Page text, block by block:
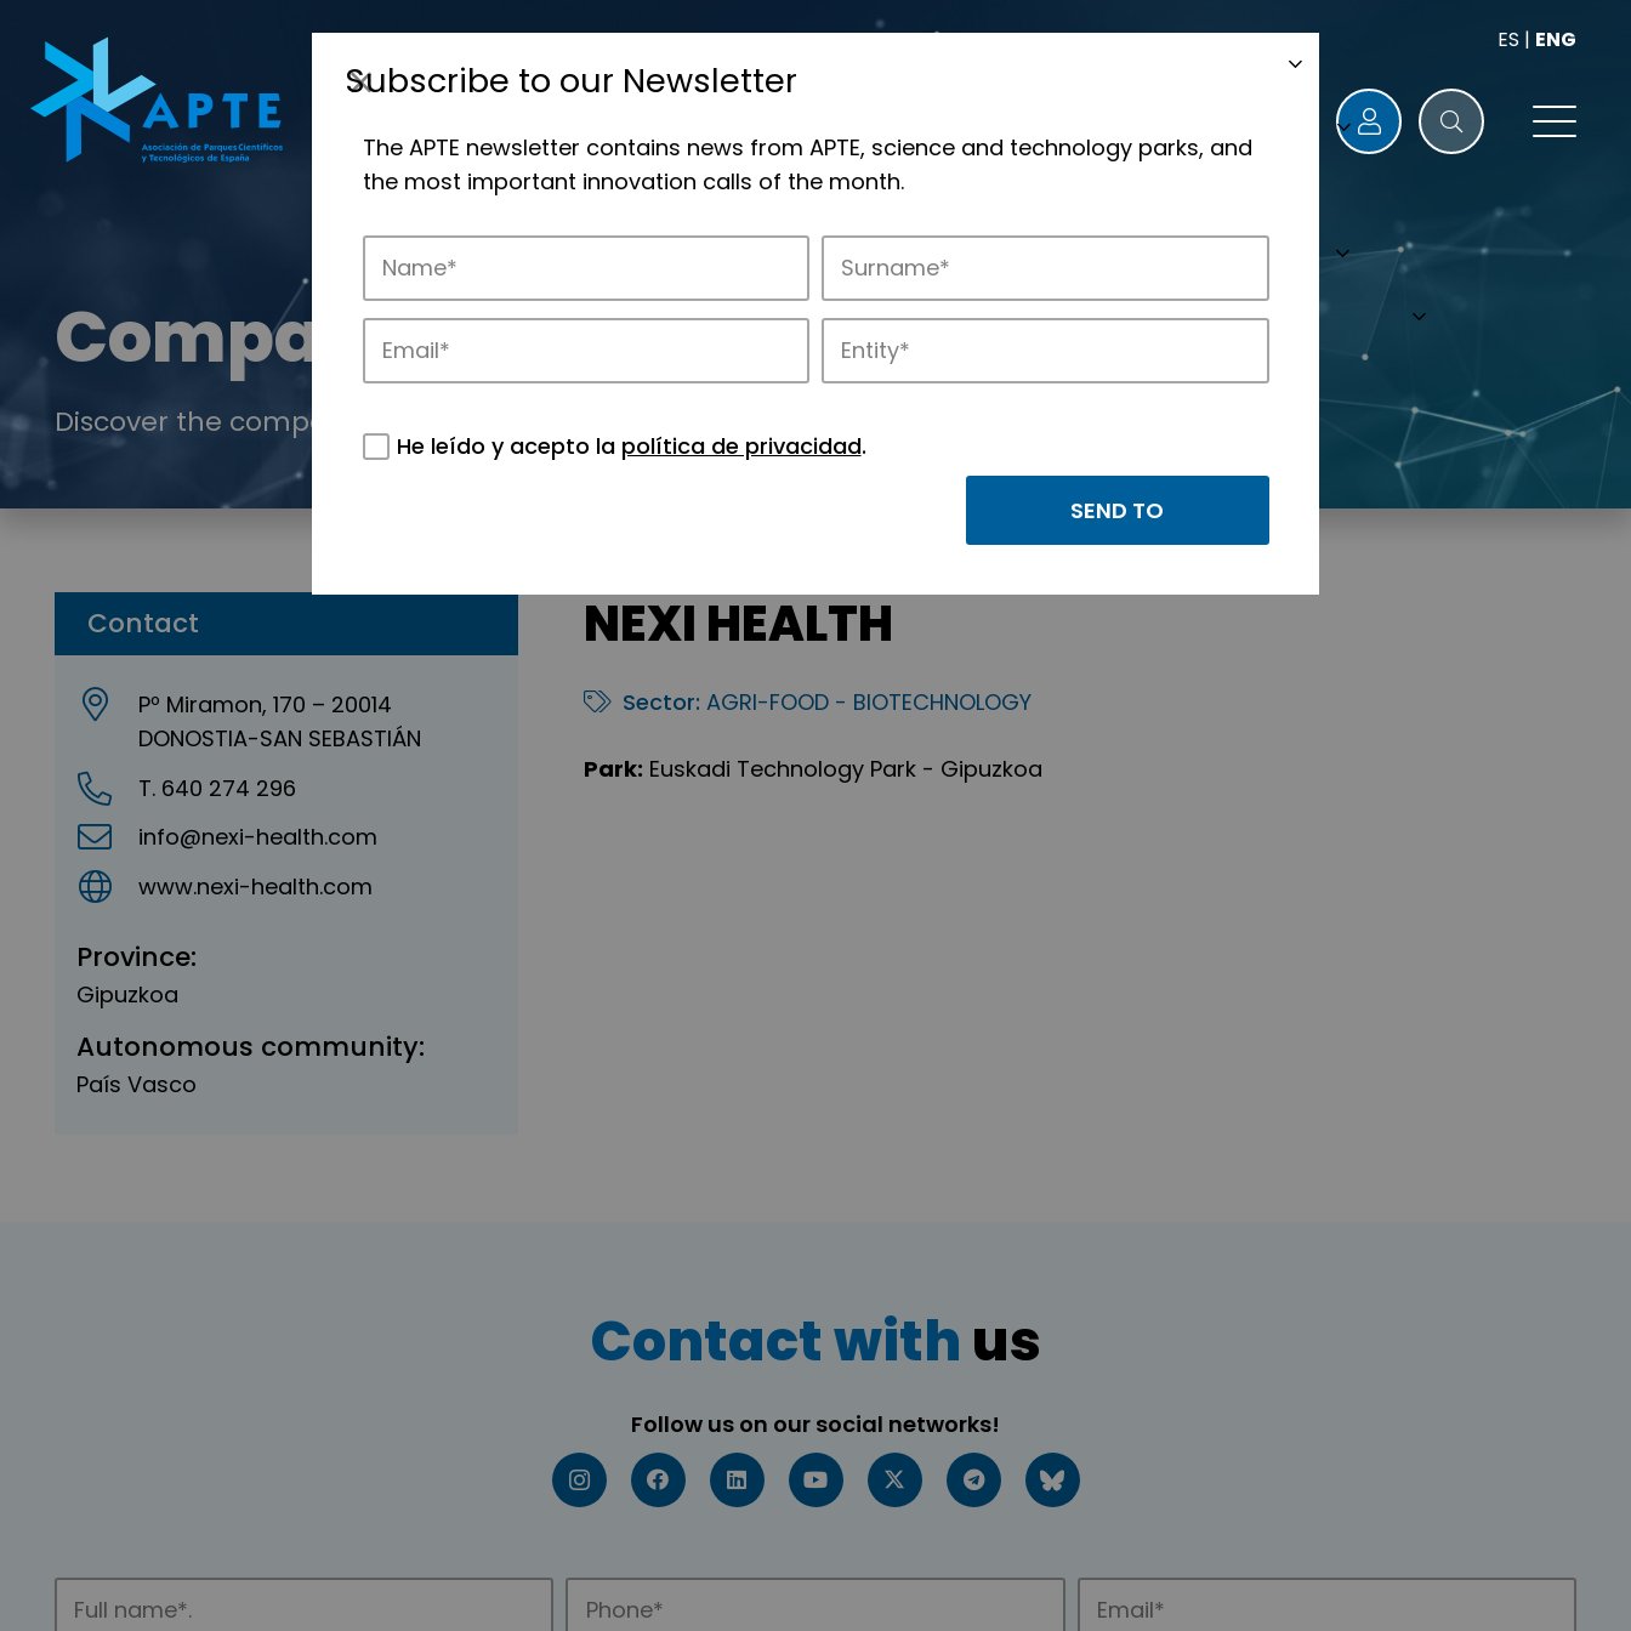
ES | ENG
Companies
Discover the companies that drive innovation in APTE’s parks.
Contact
Pº Miramon, 170 – 20014
DONOSTIA-SAN SEBASTIÁN
T. 640 274 296
info@nexi-health.com
www.nexi-health.com
Province:
Gipuzkoa
Autonomous community:
País Vasco
NEXI HEALTH
Sector: AGRI-FOOD - BIOTECHNOLOGY
Park: Euskadi Technology Park - Gipuzkoa
Contact with us
Follow us on our social networks!
Subscribe to our Newsletter
The APTE newsletter contains news from APTE, science and technology parks, and
the most important innovation calls of the month.
He leído y acepto la política de privacidad.